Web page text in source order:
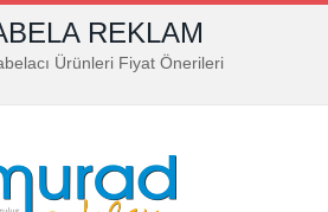
REKLAM
Ürünleri Fiyat Önerileri